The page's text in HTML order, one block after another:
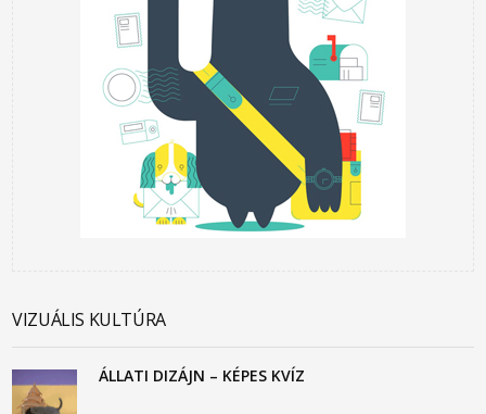
VIZUÁLIS KULTÚRA
ÁLLATI DIZÁJN – KÉPES KVÍZ